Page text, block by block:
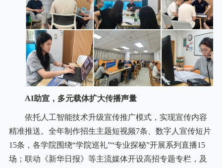
AI助宣，多元载体扩大传播声量
依托人工智能技术升级宣传推广模式，实现宣传内容
精准推送。全年制作招生主题短视频7条、数字人宣传短片
15条，各学院围绕“学院巡礼”“专业探秘”开展系列直播15
场；联动《新华日报》等主流媒体开设高招专题专栏，及